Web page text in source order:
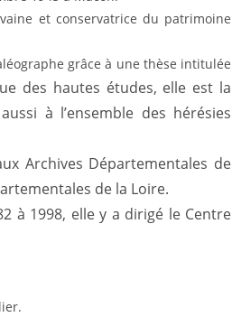
et conservatrice du patrimoine
grâce à une thèse intitulée
des hautes études, elle est la
à l’ensemble des hérésies
Archives Départementales de
de la Loire.
à 1998, elle y a dirigé le Centre